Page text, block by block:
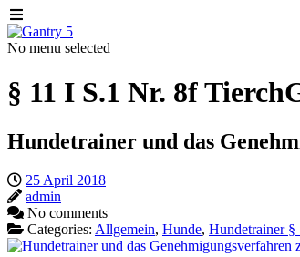
No menu selected
§ 11 I S.1 Nr. 8f
Hundetrainer und das
25 April 2018
admin
No comments
Categories: Allgemein, Hunde, Hundetrainer §